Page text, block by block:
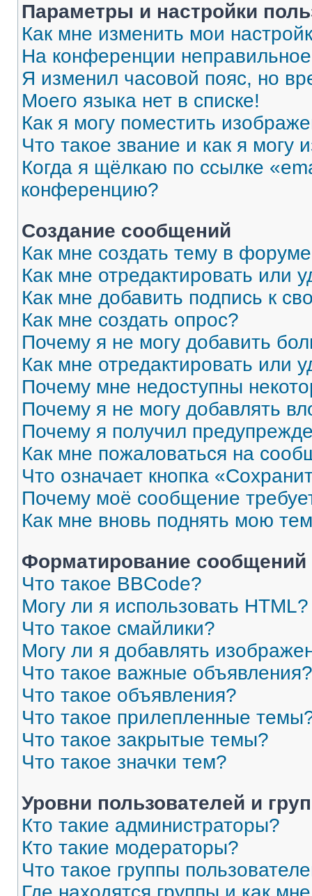
Параметры и настройки
Как мне изменить мои
На конференции
Я изменил часовой пояс, но
Моего языка нет в списке!
Как я могу поместить
Что такое звание и как я могу
Когда я щёлкаю по ссылке
конференцию?
Создание сообщений
Как мне создать тему в
Как мне отредактировать или
Как мне добавить подпись к
Как мне создать опрос?
Почему я не могу добавить
Как мне отредактировать или
Почему мне недоступны
Почему я не могу добавлять
Почему я получил
Как мне пожаловаться на
Что означает кнопка
Почему моё сообщение
Как мне вновь поднять мою
Форматирование
Что такое BBCode?
Могу ли я использовать HTML?
Что такое смайлики?
Могу ли я добавлять
Что такое важные объявления?
Что такое объявления?
Что такое прилепленные
Что такое закрытые темы?
Что такое значки тем?
Уровни пользователей и
Кто такие администраторы?
Кто такие модераторы?
Что такое группы